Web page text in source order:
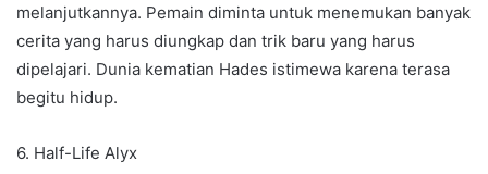
melanjutkannya. Pemain diminta untuk menemukan banyak
cerita yang harus diungkap dan trik baru yang harus
dipelajari. Dunia kematian Hades istimewa karena terasa
begitu hidup.
6. Half-Life Alyx